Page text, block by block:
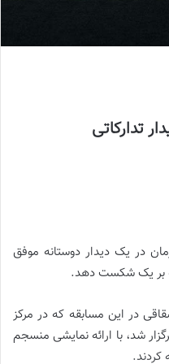
تدارکاتی
در یک دیدار دوستانه موفق
سه بر یک شکست دهد.
در این مسابقه که در مرکز
شد، با ارائه نمایشی منسجم
کردند.